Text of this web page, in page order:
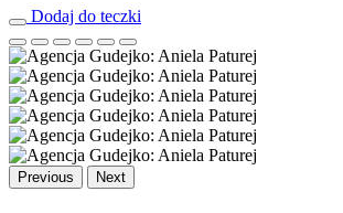
Dodaj do teczki
Previous Next